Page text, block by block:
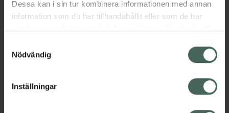
Dessa kan i sin tur kombinera informationen med annan
information som du har tillhandahållit eller som de har
återkalla ditt samtycke via webbplatsens
cookieinställningar. Ett återkallat samtycke påverkar inte
lagligheten av behandling som skett innan återkallelsen.
Nödvändig
Inställningar
EAN:07046261741491
Visa